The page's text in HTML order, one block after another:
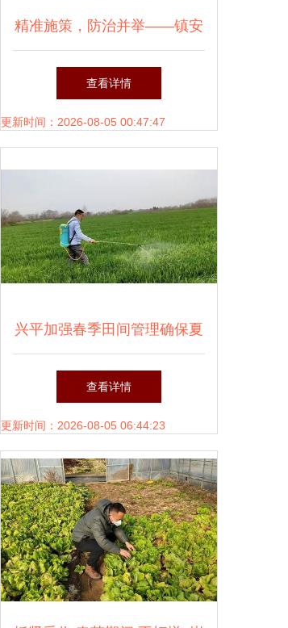
精准施策，防治并举——镇安
农技中心多措并举推进马铃薯
病虫害防治工作
查看详情
更新时间：2026-08-05 00:47:47
兴平加强春季田间管理确保夏
粮丰产丰收
查看详情
更新时间：2026-08-05 06:44:23